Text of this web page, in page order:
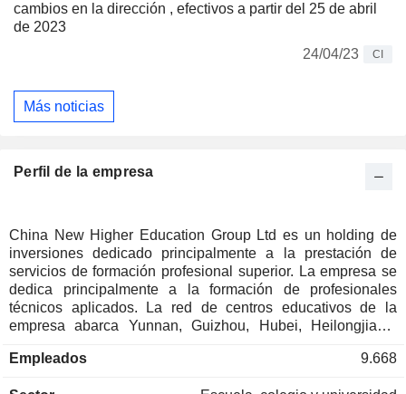
cambios en la dirección , efectivos a partir del 25 de abril
de 2023
24/04/23
CI
Más noticias
Perfil de la empresa
China New Higher Education Group Ltd es un holding de
inversiones dedicado principalmente a la prestación de
servicios de formación profesional superior. La empresa se
dedica principalmente a la formación de profesionales
técnicos aplicados. La red de centros educativos de la
empresa abarca Yunnan, Guizhou, Hubei, Heilongjiang,
Empleados
9.668